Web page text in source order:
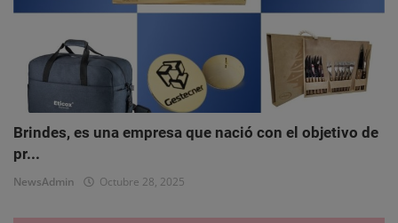
Brindes, es una empresa que nació con el objetivo de
pr...
NewsAdmin Octubre 28, 2025